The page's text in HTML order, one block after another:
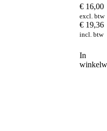
€ 16,00
excl. btw
€ 19,36
incl. btw
In